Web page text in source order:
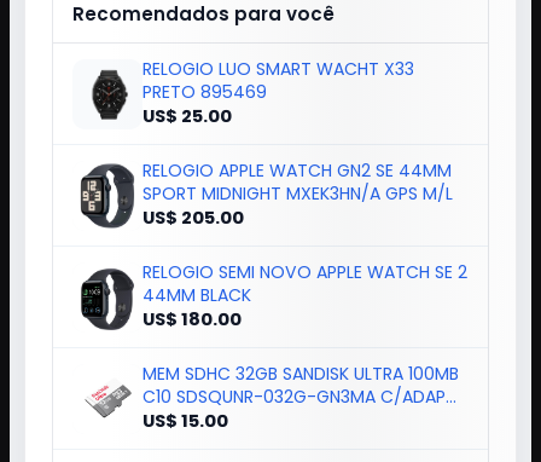
Recomendados para você
RELOGIO LUO SMART WACHT X33
PRETO 895469
US$ 25.00
RELOGIO APPLE WATCH GN2 SE 44MM
SPORT MIDNIGHT MXEK3HN/A GPS M/L
US$ 205.00
RELOGIO SEMI NOVO APPLE WATCH SE 2
44MM BLACK
US$ 180.00
MEM SDHC 32GB SANDISK ULTRA 100MB
C10 SDSQUNR-032G-GN3MA C/ADAP
184377
US$ 15.00